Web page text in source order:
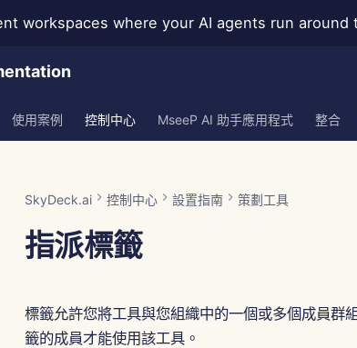
workspaces where your AI agents run
使用案例 控制中心 MseeP AI 助手應用程式 整合
SkyDeck.ai 控制中心 設置指南 策劃工具
指派標籤
標籤允許您將工具與您組織中的一個或多個成員群
籤的成員才能使用該工具。